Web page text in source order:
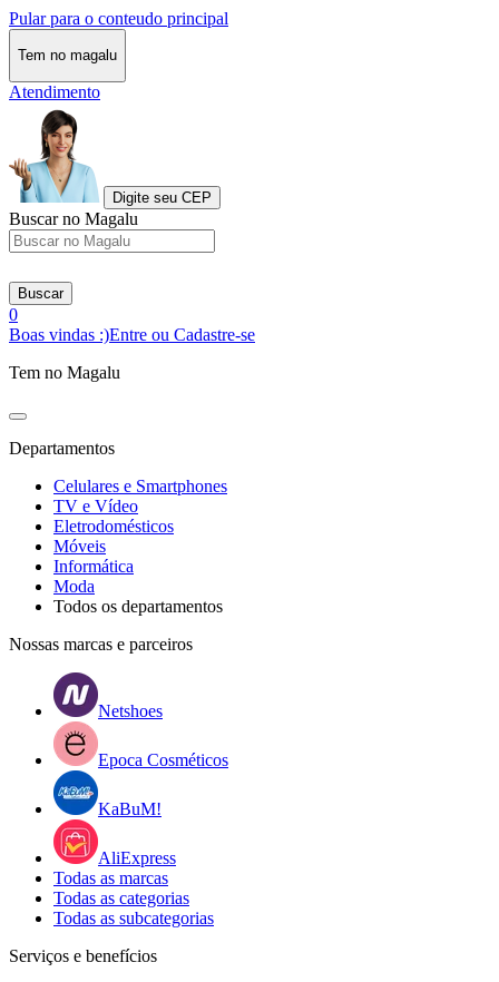
Pular para o conteudo principal
Tem no magalu
Atendimento
Digite seu CEP
Buscar no Magalu
Buscar
0
Boas vindas :)Entre ou Cadastre-se
Tem no Magalu
Departamentos
Celulares e Smartphones
TV e Vídeo
Eletrodomésticos
Móveis
Informática
Moda
Todos os departamentos
Nossas marcas e parceiros
Netshoes
Epoca Cosméticos
KaBuM!
AliExpress
Todas as marcas
Todas as categorias
Todas as subcategorias
Serviços e benefícios